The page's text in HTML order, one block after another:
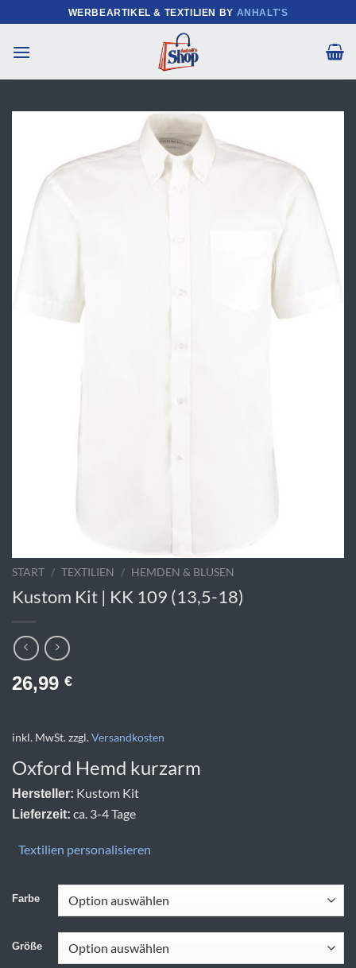
Inhalt
springen
WERBEARTIKEL & TEXTILIEN BY ANHALT'S
START / TEXTILIEN / HEMDEN & BLUSEN
Kustom Kit | KK 109 (13,5-18)
26,99 €
inkl. MwSt.zzgl.Versandkosten
Oxford Hemd kurzarm
Hersteller: Kustom Kit
Lieferzeit: ca. 3-4 Tage
Textilien personalisieren
Farbe
Größe